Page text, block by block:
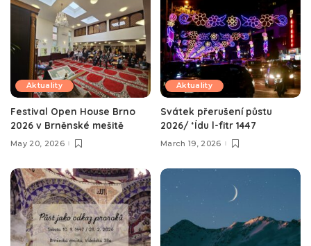
Aktuality
Festival Open House Brno
2026 v Brněnské mešitě
May 20, 2026
Aktuality
Svátek přerušení půstu
2026/ ‘Ídu l-fitr 1447
March 19, 2026